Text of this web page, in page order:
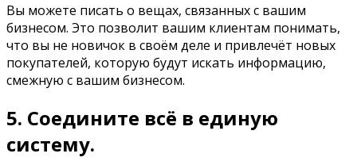
Вы можете писать о вещах, связанных с вашим
бизнесом. Это позволит вашим клиентам понимать,
что вы не новичок в своём деле и привлечёт новых
покупателей, которую будут искать информацию,
смежную с вашим бизнесом.
5. Соедините всё в единую
систему.